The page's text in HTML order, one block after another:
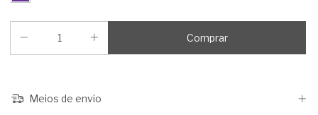
Meios de envio